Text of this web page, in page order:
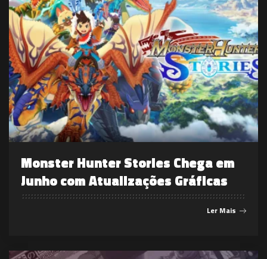
Monster Hunter Stories Chega em
Junho com Atualizações Gráficas
Ler Mais